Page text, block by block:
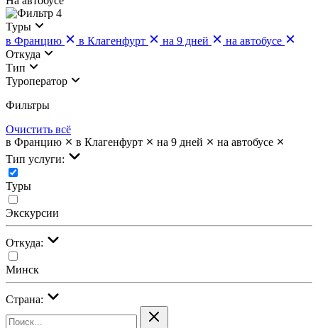
4
Туры
в Францию
в Клагенфурт на 9 дней
на автобусе
Откуда
Тип
Туроператор
Фильтры
Очистить всё
в Францию
в Клагенфурт на 9 дней
на автобусе
Тип услуги:
Туры
Экскурсии
Откуда:
Минск
Страна: